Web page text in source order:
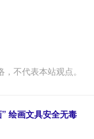
不代表本站观点。
绘画文具安全无毒